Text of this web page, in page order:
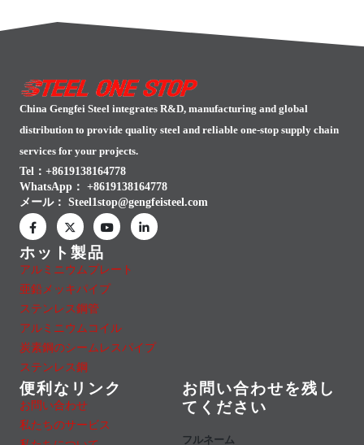
China Gengfei Steel integrates R&D, manufacturing and global
distribution to provide quality steel and reliable one-stop supply chain
services for your projects.
Tel：+8619138164778
WhatsApp： +8619138164778
メール： Steel1stop@gengfeisteel.com
ホット製品
アルミニウムプレート
亜鉛メッキパイプ
ステンレス鋼管
アルミニウムコイル
炭素鋼のシームレスパイプ
ステンレス鋼
便利なリンク
お問い合わせ
私たちのサービス
お問い合わせを残し
てください
フルネーム